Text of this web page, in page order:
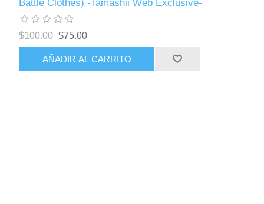
Battle Clothes) -Tamashii Web Exclusive-
$100.00 $75.00
AÑADIR AL CARRITO